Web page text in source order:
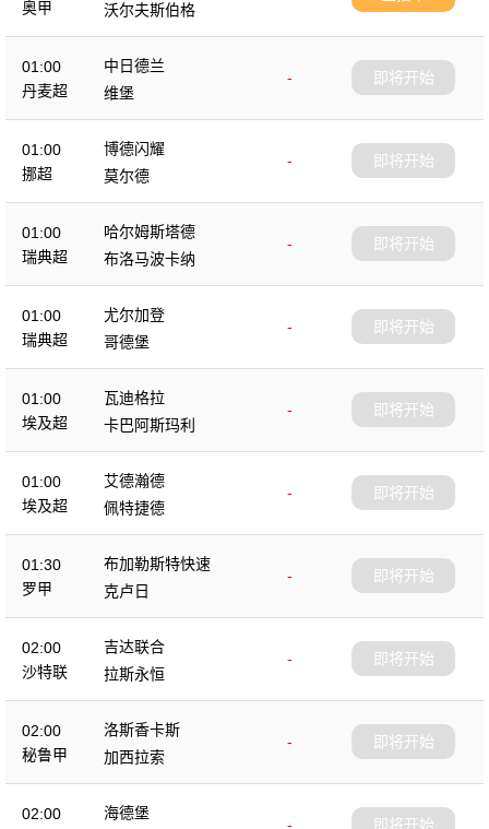
奥甲
沃尔夫斯伯格
01:00
丹麦超
中日德兰
-
维堡
即将开始
01:00
挪超
博德闪耀
-
莫尔德
即将开始
01:00
瑞典超
哈尔姆斯塔德
-
布洛马波卡纳
即将开始
01:00
瑞典超
尤尔加登
-
哥德堡
即将开始
01:00
埃及超
瓦迪格拉
-
卡巴阿斯玛利
即将开始
01:00
埃及超
艾德瀚德
-
佩特捷德
即将开始
01:30
罗甲
布加勒斯特快速
-
克卢日
即将开始
02:00
沙特联
吉达联合
-
拉斯永恒
即将开始
02:00
秘鲁甲
洛斯香卡斯
-
加西拉索
即将开始
02:00
海德堡
-
即将开始